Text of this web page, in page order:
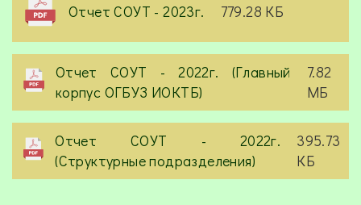
Отчет СОУТ - 2023г. 779.28 КБ
Отчет СОУТ - 2022г. (Главный
корпус ОГБУЗ ИОКТБ)
7.82
МБ
Отчет СОУТ - 2022г.
(Структурные подразделения)
395.73
КБ